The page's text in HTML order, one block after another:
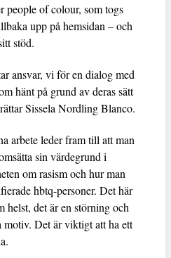
people of colour, som togs
upp på hemsidan – och
stöd.
ansvar, vi för en dialog med
hänt på grund av deras sätt
Sissela Nordling Blanco.
arbete leder fram till att man
sin värdegrund i
om rasism och hur man
hbtq-personer. Det här
helst, det är en störning och
motiv. Det är viktigt att ha ett